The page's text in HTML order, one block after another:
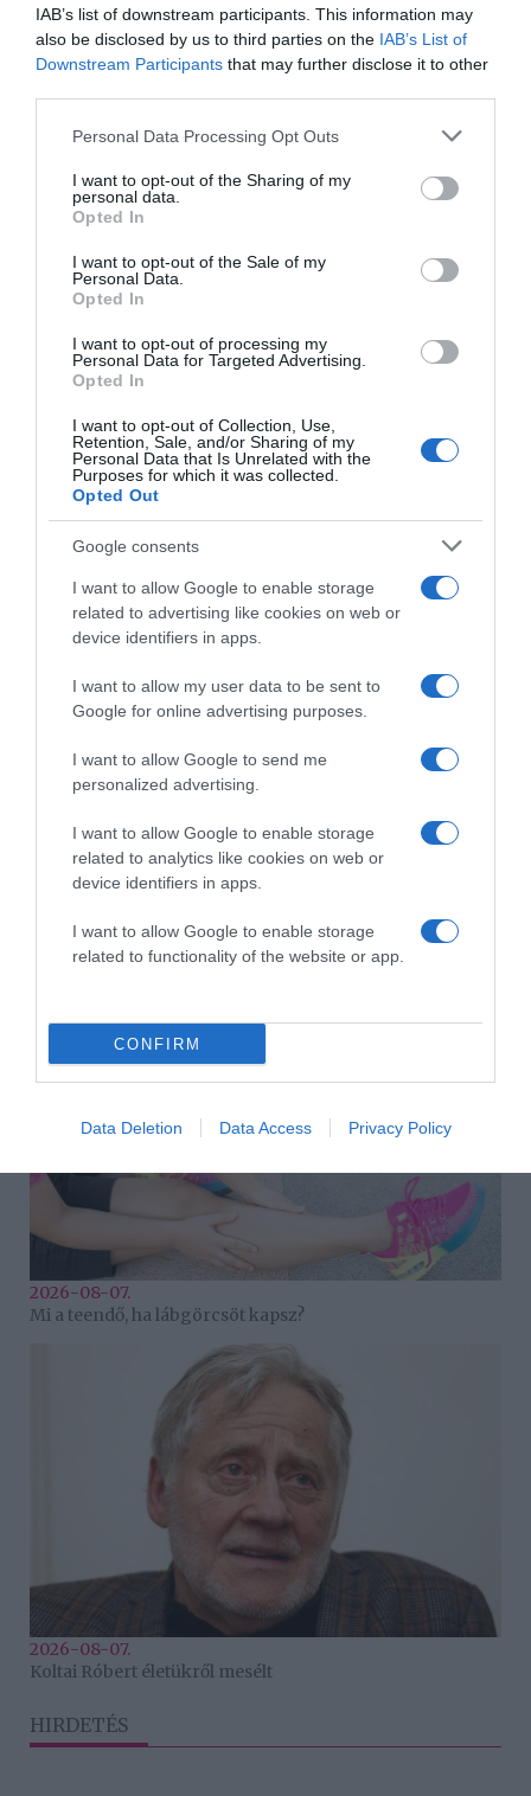
IAB’s list of downstream participants. This information may
also be disclosed by us to third parties on the IAB’s List of
Downstream Participants that may further disclose it to other
Please note that this website/app uses one or more Google
not limited to your visit or usage behaviour. You may click to
grant or deny consent to Google and its third-party tags to
use your data for below specified purposes in below Google
consent section.
Personal Data Processing Opt Outs
I want to opt-out of the Sharing of my
personal data.
Opted In
I want to opt-out of the Sale of my
Personal Data.
Opted In
I want to opt-out of processing my
Personal Data for Targeted Advertising.
Opted In
I want to opt-out of Collection, Use,
Retention, Sale, and/or Sharing of my
Personal Data that Is Unrelated with the
Purposes for which it was collected.
Opted Out
Google consents
I want to allow Google to enable storage
related to advertising like cookies on web or
device identifiers in apps.
I want to allow my user data to be sent to
Google for online advertising purposes.
I want to allow Google to send me
personalized advertising.
I want to allow Google to enable storage
related to analytics like cookies on web or
device identifiers in apps.
I want to allow Google to enable storage
related to functionality of the website or app.
CONFIRM
Data Deletion Data Access Privacy Policy
Címkék: recept ,gyors,retro,finom ,kapor,
tökfőzelék ,eredeti íz
HASONLÓ BEJEGYZÉSEK
2026-08-07.
Túlzott félelem a közös jövőtől – hogyan kerüld el egy új
párkapcsolatban?
2026-08-07.
Grillezett halloumis cukkinis tésztasaláta
2026-08-07.
Mi a teendő, ha lábgörcsöt kapsz?
2026-08-07.
Koltai Róbert életükről mesélt
HIRDETÉS